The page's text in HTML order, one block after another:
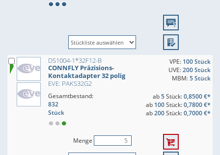
DS1004-1*32F12-B
CONNFLY Präzisions-
Kontaktadapter 32 polig
EVE: PAKS32G2
VPE: 100 Stück
UVE:200 Stück
MBM:5 Stück
Gesamtbestand:
832
Stück
ab5Stück:0,8500 €*
ab 100Stück:0,7800 €*
ab200Stück:0,7000 €*
Menge